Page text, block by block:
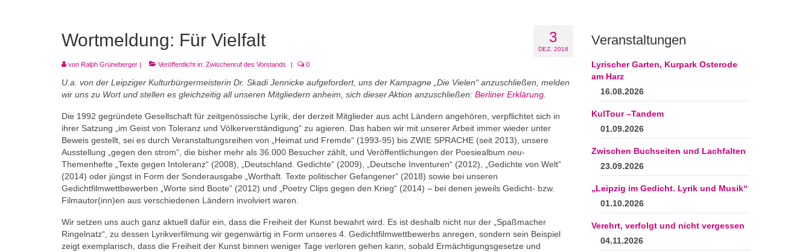
3
DEZ. 2018
Wortmeldung: Für Vielfalt
von Ralph Grüneberger | Veröffentlicht in: Zwischenruf des Vorstands | 0
U.a. von der Leipziger Kulturbürgermeisterin Dr. Skadi Jennicke aufgefordert, uns der Kampagne „Die Vielen“ anzuschließen, melden
wir uns zu Wort und stellen es gleichzeitig all unseren Mitgliedern anheim, sich dieser Aktion anzuschließen: Berliner Erklärung
Die 1992 gegründete Gesellschaft für zeitgenössische Lyrik, der derzeit Mitglieder aus acht Ländern angehören, verpflichtet sich in
ihrer Satzung „im Geist von Toleranz und Völkerverständigung“ zu agieren. Das haben wir mit unserer Arbeit immer wieder unter
Beweis gestellt, sei es durch Veranstaltungsreihen von „Heimat und Fremde“ (1993-95) bis ZWIE SPRACHE (seit 2013), unsere
Ausstellung „gegen den strom“, die bisher mehr als 36.000 Besucher zählt, und Veröffentlichungen der Poesiealbum neu-
Themenhefte „Texte gegen Intoleranz“ (2008), „Deutschland. Gedichte“ (2009), „Deutsche Inventuren“ (2012), „Gedichte von Welt“
(2014) oder jüngst in Form der Sonderausgabe „Worthaft. Texte politischer Gefangener“ (2018) sowie bei unseren
Gedichtfilmwettbewerben „Worte sind Boote“ (2012) und „Poetry Clips gegen den Krieg“ (2014) – bei denen jeweils Gedicht- bzw.
Filmautor(inn)en aus verschiedenen Ländern involviert waren.
Wir setzen uns auch ganz aktuell dafür ein, dass die Freiheit der Kunst bewahrt wird. Es ist deshalb nicht nur der „Spaßmacher
Ringelnatz“, zu dessen Lyrikverfilmung wir gegenwärtig in Form unseres 4. Gedichtfilmwettbewerbs anregen, sondern sein Beispiel
zeigt exemplarisch, dass die Freiheit der Kunst binnen weniger Tage verloren gehen kann, sobald Ermächtigungsgesetze und
Veranstaltungen
Lyrischer Garten, Kurpark Osterode
am Harz
16.08.2026
KulTour –Tandem
01.09.2026
Zwischen Buchseiten und Lachfalten
23.09.2026
„Leipzig im Gedicht. Lyrik und Musik“
01.10.2026
Verehrt, verfolgt und nicht vergessen
04.11.2026